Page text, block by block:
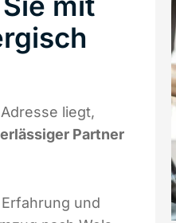
liegt,
Partner
und